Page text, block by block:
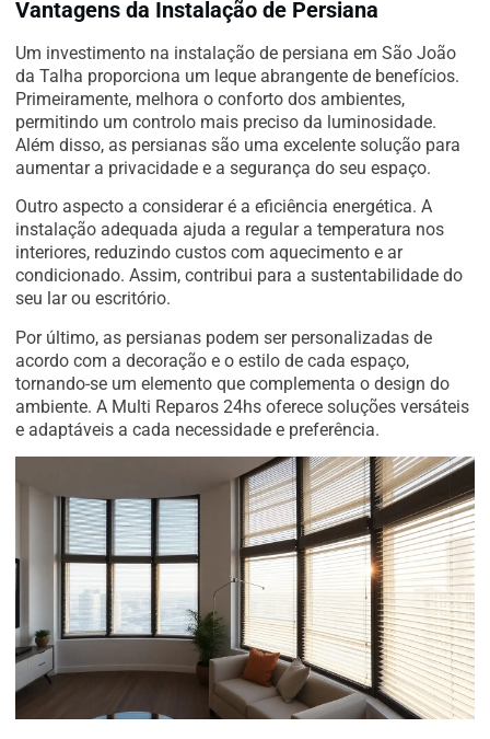
Vantagens da Instalação de Persiana
Um investimento na instalação de persiana em São João
da Talha proporciona um leque abrangente de benefícios.
Primeiramente, melhora o conforto dos ambientes,
permitindo um controlo mais preciso da luminosidade.
Além disso, as persianas são uma excelente solução para
aumentar a privacidade e a segurança do seu espaço.
Outro aspecto a considerar é a eficiência energética. A
instalação adequada ajuda a regular a temperatura nos
interiores, reduzindo custos com aquecimento e ar
condicionado. Assim, contribui para a sustentabilidade do
seu lar ou escritório.
Por último, as persianas podem ser personalizadas de
acordo com a decoração e o estilo de cada espaço,
tornando-se um elemento que complementa o design do
ambiente. A Multi Reparos 24hs oferece soluções versáteis
e adaptáveis a cada necessidade e preferência.